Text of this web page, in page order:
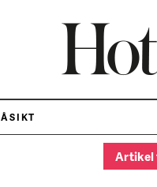
ÅSIKT
Artikel